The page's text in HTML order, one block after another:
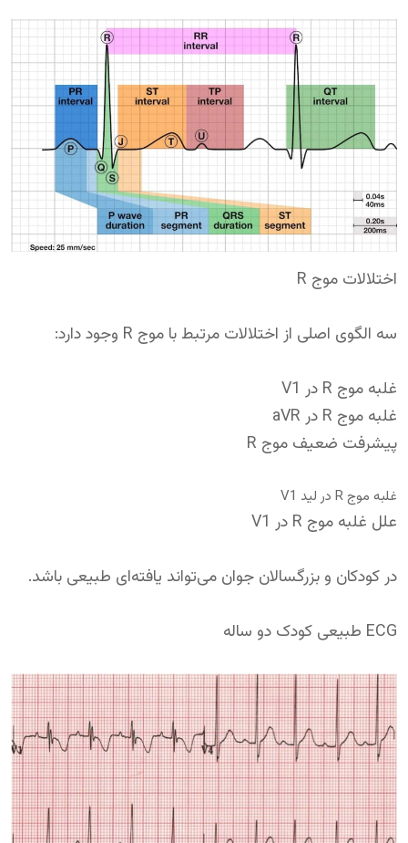
اختلالات موج R
سه الگوی اصلی از اختلالات مرتبط با موج R وجود دارد:
غلبه موج R در V1
غلبه موج R در aVR
پیشرفت ضعیف موج R
غلبه موج R در لید V1
علل غلبه موج R در V1
در کودکان و بزرگسالان جوان می‌تواند یافته‌ای طبیعی باشد.
ECG طبیعی کودک دو ساله